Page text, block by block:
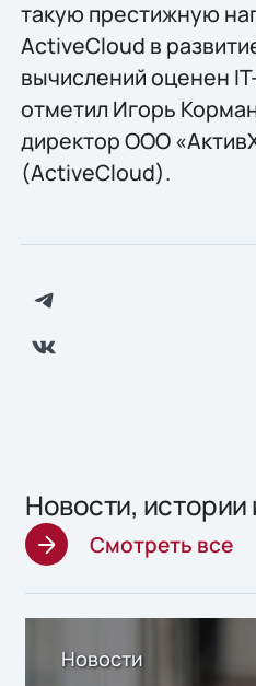
такую престижную
ActiveCloud в
вычислений оценен
отметил Игорь
директор ООО
(ActiveCloud).
Новости, истории
Смотреть все
Новости